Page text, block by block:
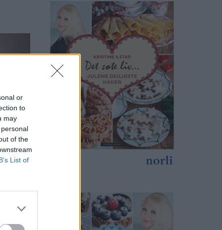
or
to
may
of the
List of